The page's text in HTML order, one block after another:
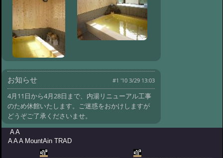
お知らせ #1 '10 3/29 13:03
4月11日から4月28日まで、内湯リニューアル工事
のため休館いたします。ご迷惑をおかけしますが
どうぞご了承くださいませ。
A A
A A A MountAin TRAD